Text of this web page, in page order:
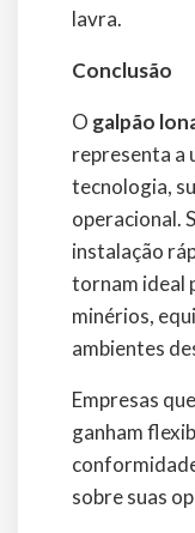
lavra.
Conclusão
O galpão
representa a
tecnologia,
operacional.
instalação
tornam ideal
minérios,
ambientes
Empresas
ganham
sobre suas